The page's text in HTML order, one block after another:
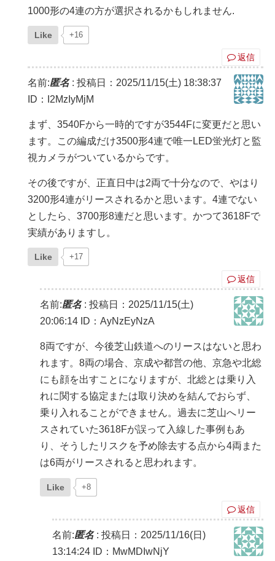
1000形の4連の方が選択されるかもしれません.
Like +16
返信
名前:匿名: 投稿日：2025/11/15(土) 18:38:37
ID：I2MzIyMjM
まず、3540Fから一時的ですが3544Fに変更だと思い
ます。この編成だけ3500形4連で唯一LED蛍光灯と監
視カメラがついているからです。
その後ですが、正直日中は2両で十分なので、やはり
3200形4連がリースされるかと思います。4連でない
としたら、3700形8連だと思います。かつて3618Fで
実績がありますし。
Like +17
返信
名前:匿名: 投稿日：2025/11/15(土)
20:06:14 ID：AyNzEyNzA
8両ですが、今後芝山鉄道へのリースはないと思わ
れます。8両の場合、京成や都営の他、京急や北総
にも顔を出すことになりますが、北総とは乗り入
れに関する協定または取り決めを結んでおらず、
乗り入れることができません。過去に芝山へリー
スされていた3618Fが誤って入線した事例もあ
り、そうしたリスクを予め除去する点から4両また
は6両がリースされると思われます。
Like +8
返信
名前:匿名: 投稿日：2025/11/16(日)
13:14:24 ID：MwMDIwNjY